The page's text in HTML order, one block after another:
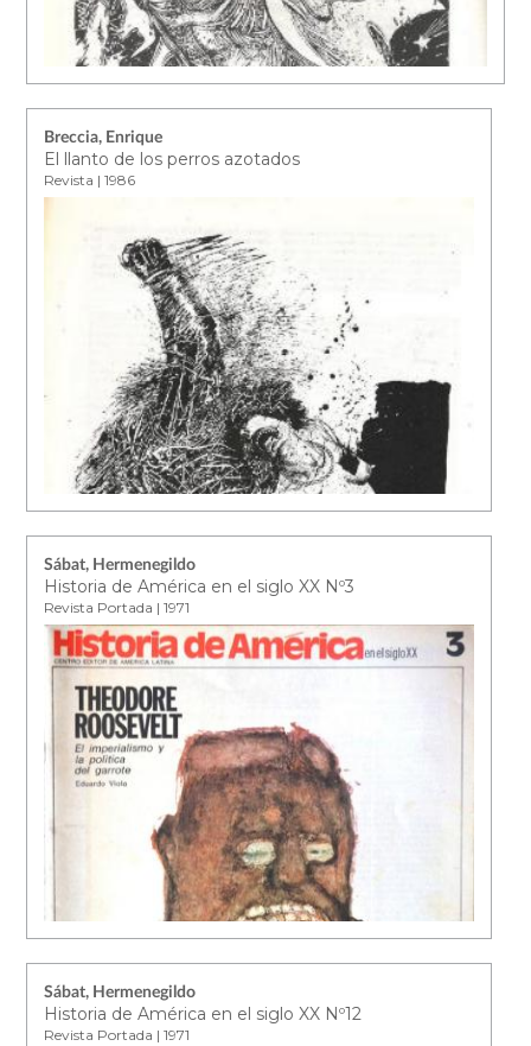
Breccia, Enrique
El llanto de los perros azotados
Revista | 1986
Sábat, Hermenegildo
Historia de América en el siglo XX Nº3
Revista Portada | 1971
Sábat, Hermenegildo
Historia de América en el siglo XX Nº12
Revista Portada | 1971